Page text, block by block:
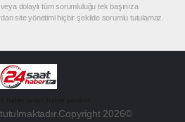
dolaylı tüm sorumluluğu tek başınıza
site yönetimi hiçbir şekilde sorumlu tutulamaz.
2026©